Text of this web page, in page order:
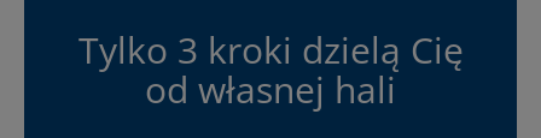
Tylko 3 kroki dzielą Cię
od własnej hali